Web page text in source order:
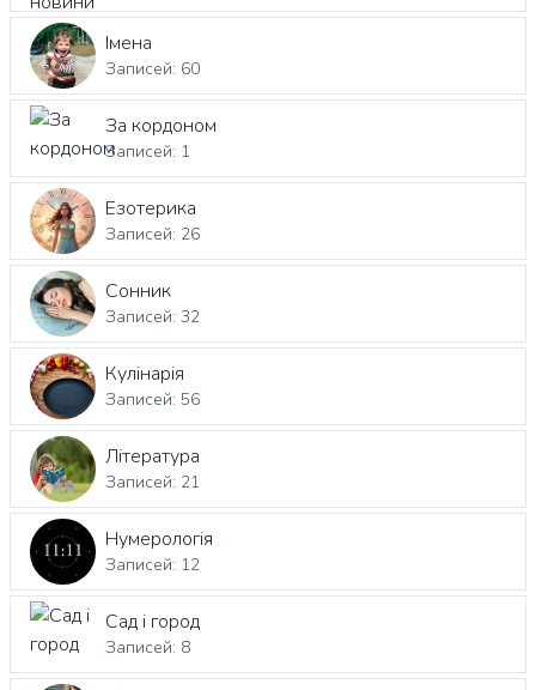
Імена
Записей: 60
За кордоном
Записей: 1
Езотерика
Записей: 26
Сонник
Записей: 32
Кулінарія
Записей: 56
Література
Записей: 21
Нумерологія
Записей: 12
Сад і город
Записей: 8